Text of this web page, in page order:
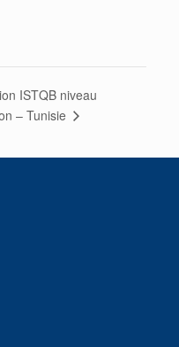
ISTQB niveau
– Tunisie